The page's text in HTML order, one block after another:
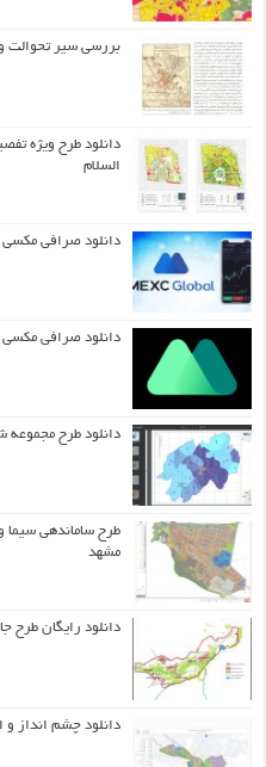
بررسی سیر تحوالت
دانلود طرح ويژه
السلام
دانلود صرافی مکسی mexc برای اندروید
دانلود صرافی مکسی mexc برای آیفون و ios
دانلود طرح مجموعه
طرح ساماندهی سیما
مشهد
دانلود رایگان طرح
دانلود چشم انداز